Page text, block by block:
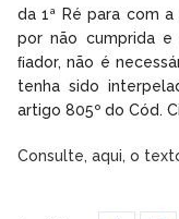
da 1ª Ré para com
por não cumprida
ﬁador, não é
tenha sido
artigo 805º do Cód.
Consulte, aqui, o